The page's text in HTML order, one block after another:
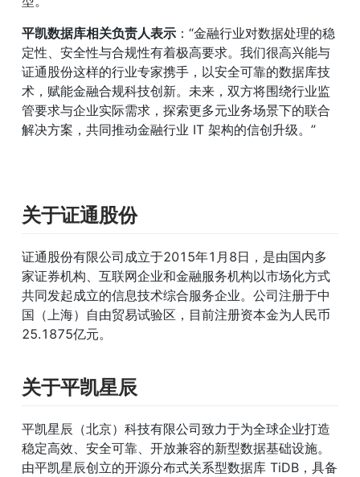
平凯数据库相关负责人表示 ：“金融行业对数据处理的稳
定性、安全性与合规性有着极高要求。我们很高兴能与
证通股份这样的行业专家携手，以安全可靠的数据库技
术，赋能金融合规科技创新。未来，双方将围绕行业监
管要求与企业实际需求，探索更多元业务场景下的联合
解决方案，共同推动金融行业 IT 架构的信创升级。”
关于证通股份
证通股份有限公司成立于2015年1月8日，是由国内多
家证券机构、互联网企业和金融服务机构以市场化方式
共同发起成立的信息技术综合服务企业。公司注册于中
国（上海）自由贸易试验区，目前注册资本金为人民币
25.1875亿元。
关于平凯星辰
平凯星辰（北京）科技有限公司致力于为全球企业打造
稳定高效、安全可靠、开放兼容的新型数据基础设施。
由平凯星辰创立的开源分布式关系型数据库 TiDB，具备